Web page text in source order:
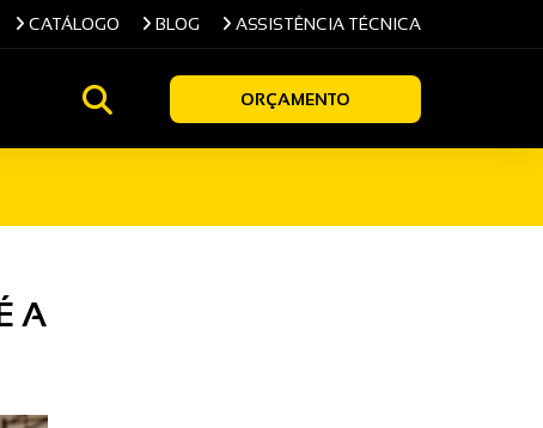
CATÁLOGO BLOG ASSISTÊNCIA TÉCNICA
ORÇAMENTO
A